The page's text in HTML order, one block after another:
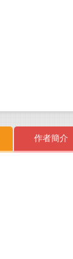
作者簡介